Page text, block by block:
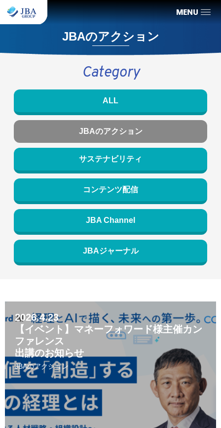
JBAのアクション
Category
ALL
JBAのアクション
サステナビリティ
コンテンツ配信
JBA Channel
JBAジャーナル
2026.4.23
【イベント】マネーフォワード様主催カン
ファレンス
出講のお知らせ
JBAのアクション